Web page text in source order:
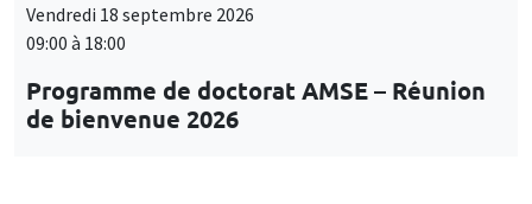
Vendredi 18 septembre 2026
09:00 à 18:00
Programme de doctorat AMSE – Réunion
de bienvenue 2026